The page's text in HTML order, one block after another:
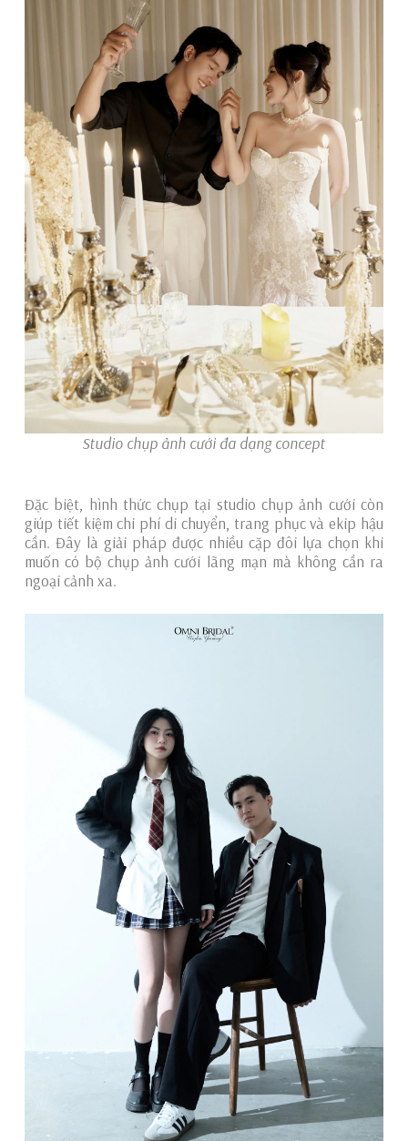
Studio chụp ảnh cưới đa dạng concept
Đặc biệt, hình thức chụp tại studio chụp ảnh cưới còn
giúp tiết kiệm chi phí di chuyển, trang phục và ekip hậu
cần. Đây là giải pháp được nhiều cặp đôi lựa chọn khi
muốn có bộ chụp ảnh cưới lãng mạn mà không cần ra
ngoại cảnh xa.